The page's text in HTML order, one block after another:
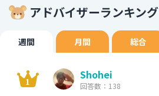
アドバイザーランキング
週間 月間 総合
Shohei
回答数：138